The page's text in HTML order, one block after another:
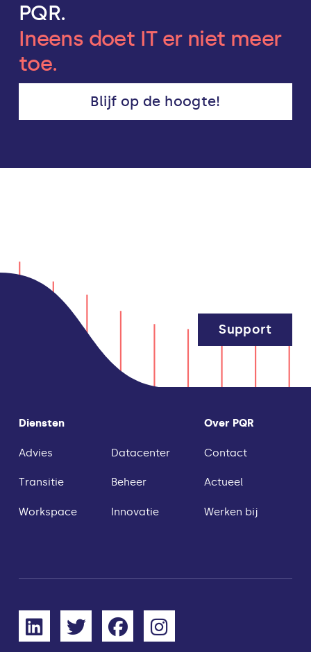
PQR.
Ineens doet IT er niet meer
toe.
Blijf op de hoogte!
Diensten
Advies
Transitie
Workspace
Datacenter
Beheer
Innovatie
Over PQR
Contact
Actueel
Werken bij
Support